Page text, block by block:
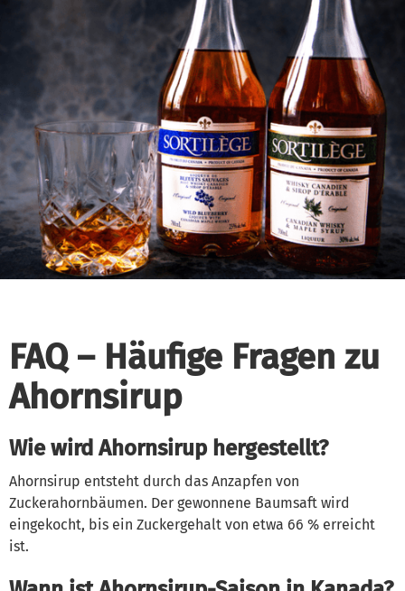
FAQ – Häufige Fragen zu
Ahornsirup
Wie wird Ahornsirup hergestellt?
Ahornsirup entsteht durch das Anzapfen von
Zuckerahornbäumen. Der gewonnene Baumsaft wird
eingekocht, bis ein Zuckergehalt von etwa 66 % erreicht
ist.